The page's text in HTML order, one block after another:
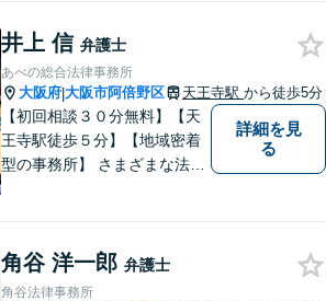
井上 信 弁護士
あべの総合法律事務所
大阪府|大阪市阿倍野区 天王寺駅 から徒歩5分
【初回相談３０分無料】【天
王寺駅徒歩５分】【地域密着
型の事務所】 さまざまな法律
相続、インターネット上のト
ラブルに注力！！
詳細を見
る
角谷 洋一郎 弁護士
角谷法律事務所